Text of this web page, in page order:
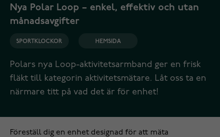
SPORTKLOCKOR HEMSIDA
Nya Polar Loop – enkel, effektiv och utan
månadsavgifter
Polars nya Loop-aktivitetsarmband ger en frisk
fläkt till kategorin aktivitetsmätare. Låt oss ta en
närmare titt på vad det är för enhet!
Föreställ dig en enhet designad för att mäta